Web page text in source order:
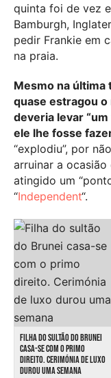
quinta foi de vez
Bamburgh,
pedir Frankie em
na praia.
Mesmo na última
quase estragou
deveria levar
ele lhe fosse
“explodiu”, por
arruinar a
atingido um
“Independent“.
FILHA DO SULTÃO DO BRUNEI
CASA-SE COM O PRIMO
DIREITO. CERIMÓNIA DE LUXO
DUROU UMA SEMANA